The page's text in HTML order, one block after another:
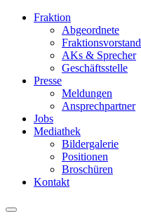
Fraktion
Abgeordnete
Fraktions­vorstand
AKs & Sprecher
Geschäftsstelle
Presse
Meldungen
Ansprechpartner
Jobs
Mediathek
Bildergalerie
Positionen
Broschüren
Kontakt